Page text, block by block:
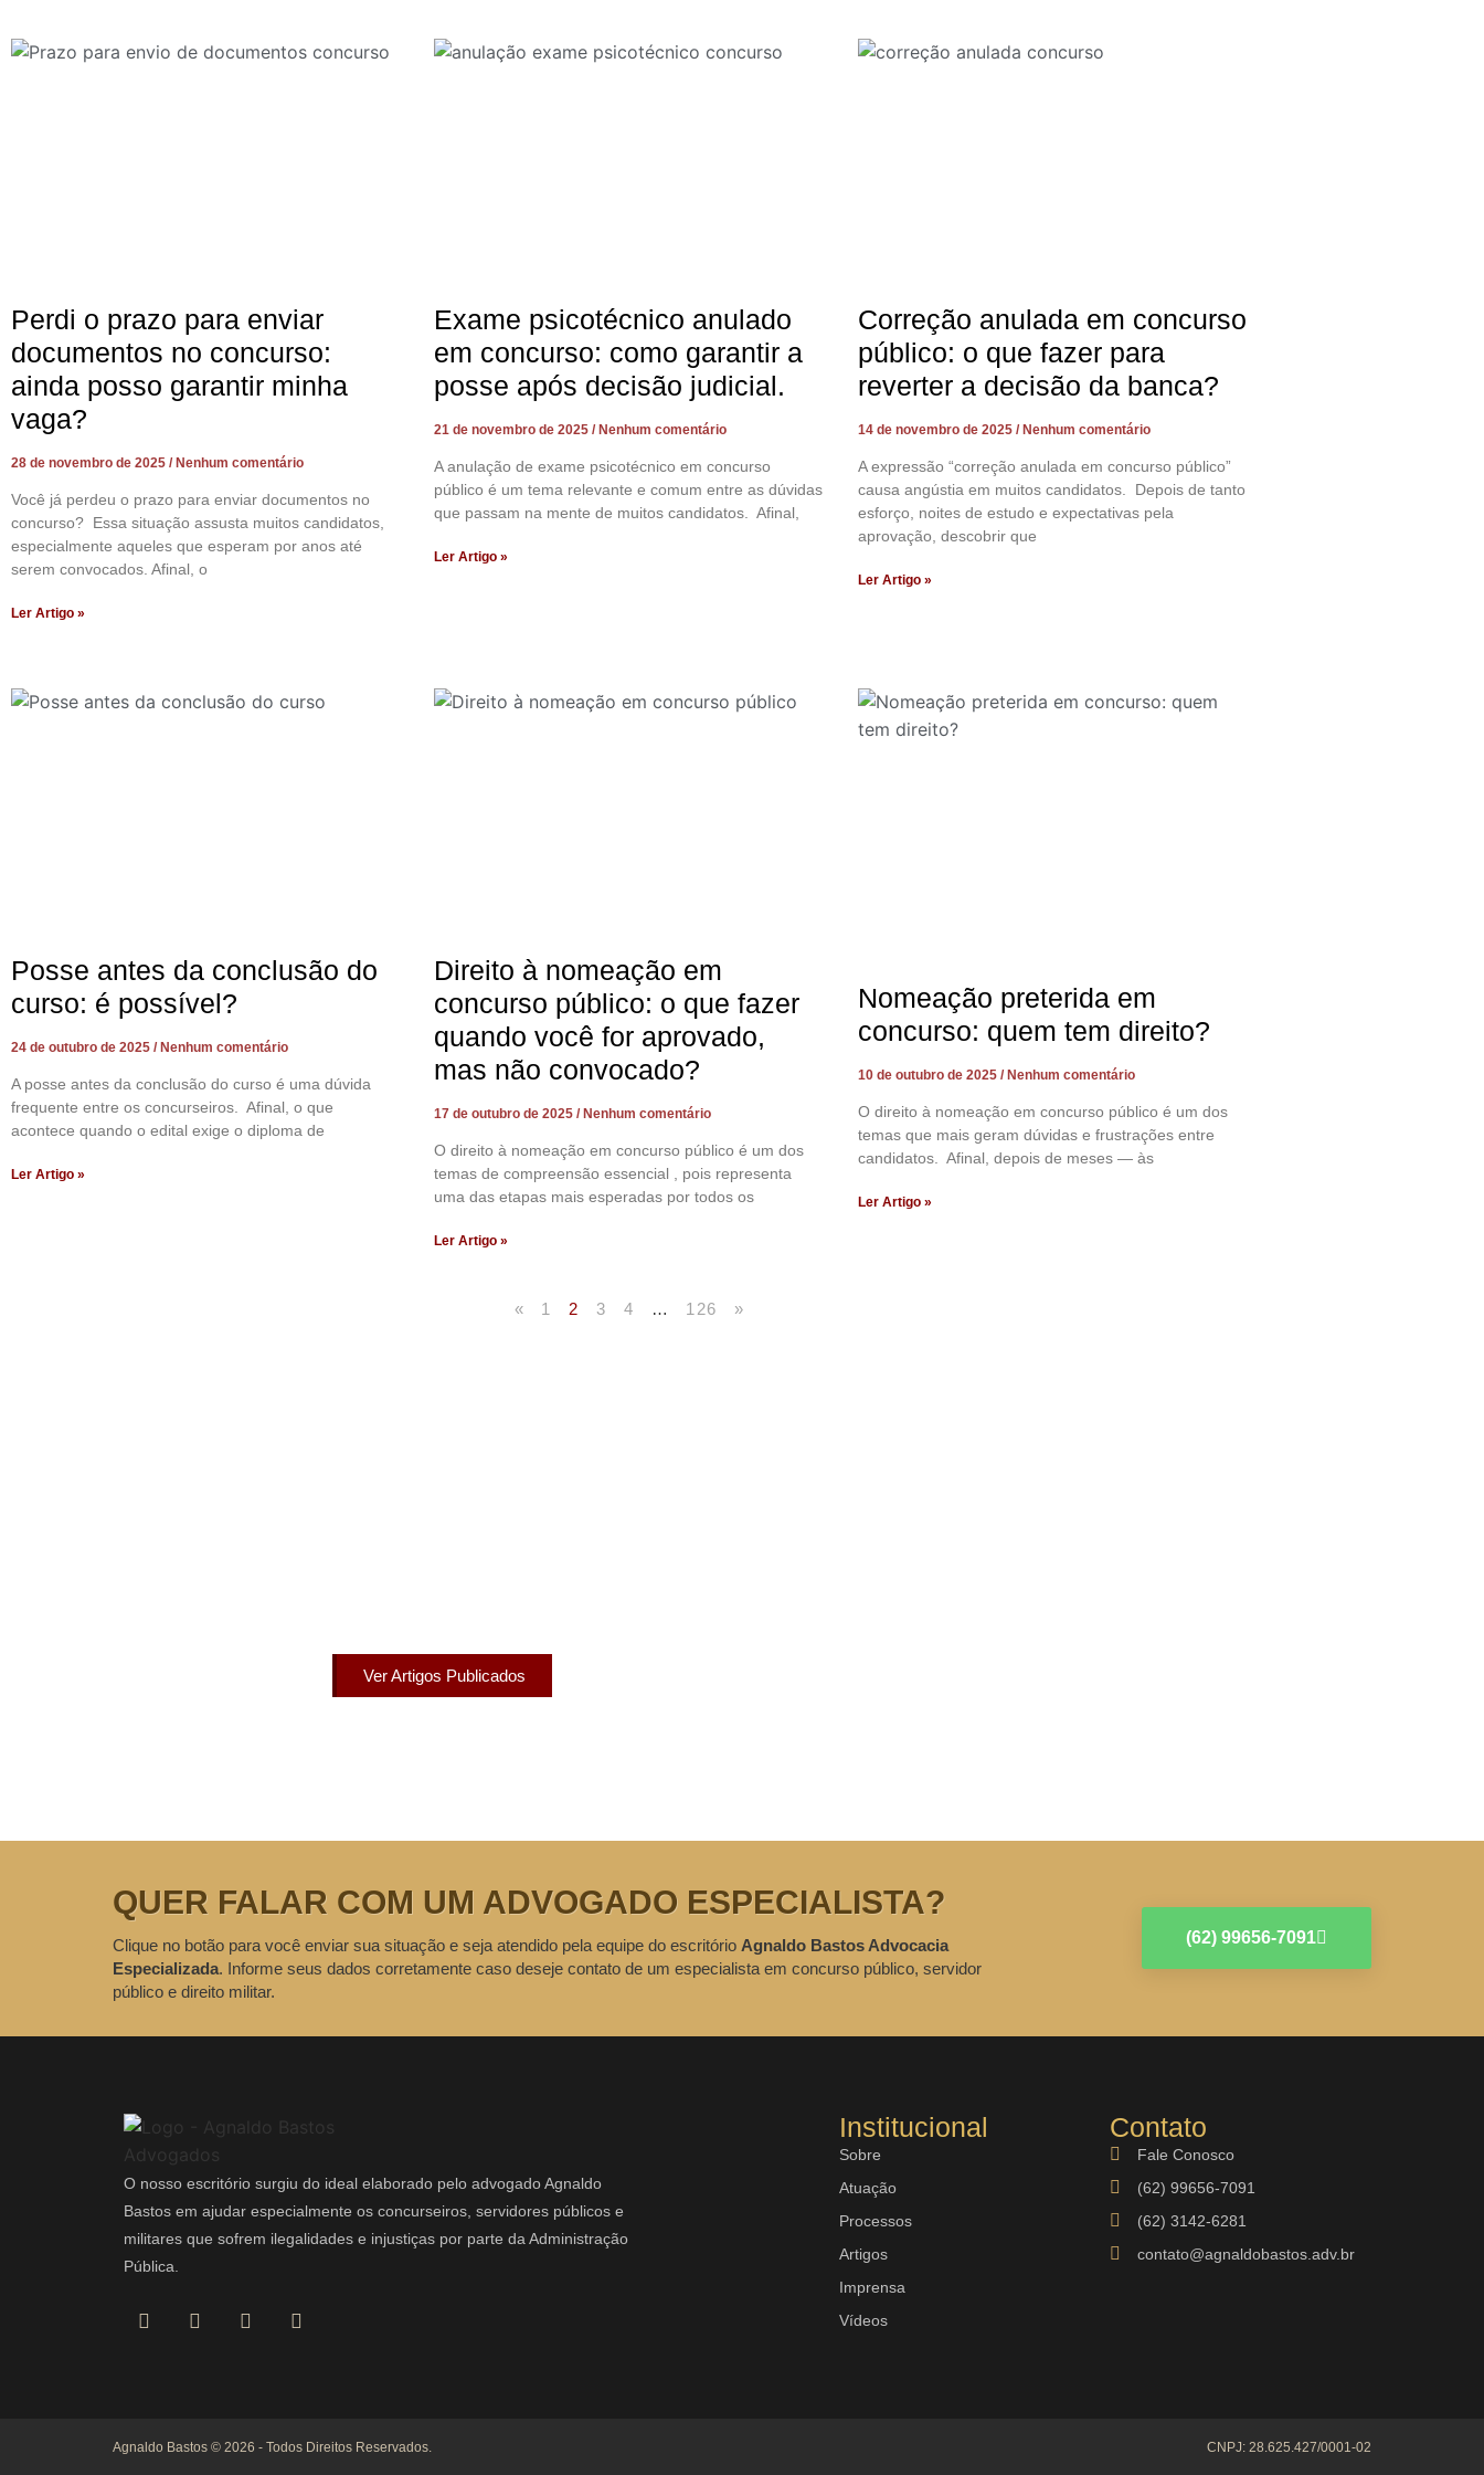
Perdi o prazo para enviar
documentos no concurso:
ainda posso garantir minha
vaga?
28 de novembro de 2025 Nenhum comentário
Você já perdeu o prazo para enviar documentos no
concurso? Essa situação assusta muitos candidatos,
especialmente aqueles que esperam por anos até
serem convocados. Afinal, o
Ler Artigo »
Exame psicotécnico anulado
em concurso: como garantir a
posse após decisão judicial.
21 de novembro de 2025 Nenhum comentário
A anulação de exame psicotécnico em concurso
público é um tema relevante e comum entre as dúvidas
que passam na mente de muitos candidatos. Afinal,
Ler Artigo »
Correção anulada em concurso
público: o que fazer para
reverter a decisão da banca?
14 de novembro de 2025 Nenhum comentário
A expressão “correção anulada em concurso público”
causa angústia em muitos candidatos. Depois de tanto
esforço, noites de estudo e expectativas pela
aprovação, descobrir que
Ler Artigo »
Posse antes da conclusão do
curso: é possível?
24 de outubro de 2025 Nenhum comentário
A posse antes da conclusão do curso é uma dúvida
frequente entre os concurseiros. Afinal, o que
acontece quando o edital exige o diploma de
Ler Artigo »
Direito à nomeação em
concurso público: o que fazer
quando você for aprovado,
mas não convocado?
17 de outubro de 2025 Nenhum comentário
O direito à nomeação em concurso público é um dos
temas de compreensão essencial , pois representa
uma das etapas mais esperadas por todos os
Ler Artigo »
Nomeação preterida em
concurso: quem tem direito?
10 de outubro de 2025 Nenhum comentário
O direito à nomeação em concurso público é um dos
temas que mais geram dúvidas e frustrações entre
candidatos. Afinal, depois de meses — às
Ler Artigo »
« 1 2 3 4 … 126 »
Ver Artigos Publicados
QUER FALAR COM UM ADVOGADO ESPECIALISTA?
Clique no botão para você enviar sua situação e seja atendido pela equipe do escritório Agnaldo Bastos Advocacia
Especializada. Informe seus dados corretamente caso deseje contato de um especialista em concurso público, servidor
público e direito militar.
(62) 99656-7091
O nosso escritório surgiu do ideal elaborado pelo advogado Agnaldo
Bastos em ajudar especialmente os concurseiros, servidores públicos e
militares que sofrem ilegalidades e injustiças por parte da Administração
Pública.
Institucional
Sobre
Atuação
Processos
Artigos
Imprensa
Vídeos
Contato
Fale Conosco
(62) 99656-7091
(62) 3142-6281
contato@agnaldobastos.adv.br
Agnaldo Bastos © 2026 - Todos Direitos Reservados. CNPJ: 28.625.427/0001-02